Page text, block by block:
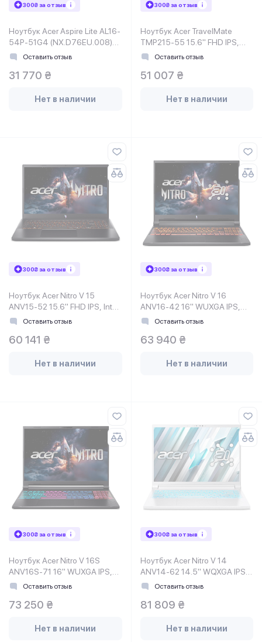
300₴ за отзыв
Ноутбук Acer Aspire Lite AL16-
54P-51G4 (NX.D76EU.008)
SilverОставить отзыв
31 770 ₴
Нет в наличии
300₴ за отзыв
Ноутбук Acer TravelMate
TMP215-55 15.6" FHD IPS,
Intel 7-150U, 64GB, F1TB,
Оставить отзыв
51 007 ₴
Нет в наличии
300₴ за отзыв
Ноутбук Acer Nitro V 15
ANV15-52 15.6" FHD IPS, Intel
i7-13620H, 16GB, F1TB,
Оставить отзыв
60 141 ₴
Нет в наличии
300₴ за отзыв
Ноутбук Acer Nitro V 16
ANV16-42 16" WUXGA IPS,
AMD R5-240, 16GB, F1TB,
Оставить отзыв
63 940 ₴
Нет в наличии
300₴ за отзыв
Ноутбук Acer Nitro V 16S
ANV16S-71 16" WUXGA IPS,
Intel 5-210H, 32GB, F1TB,
Оставить отзыв
73 250 ₴
Нет в наличии
300₴ за отзыв
Ноутбук Acer Nitro V 14
ANV14-62 14.5" WQXGA IPS,
AMD R7-350, 32GB, F1TB,
Оставить отзыв
81 809 ₴
Нет в наличии